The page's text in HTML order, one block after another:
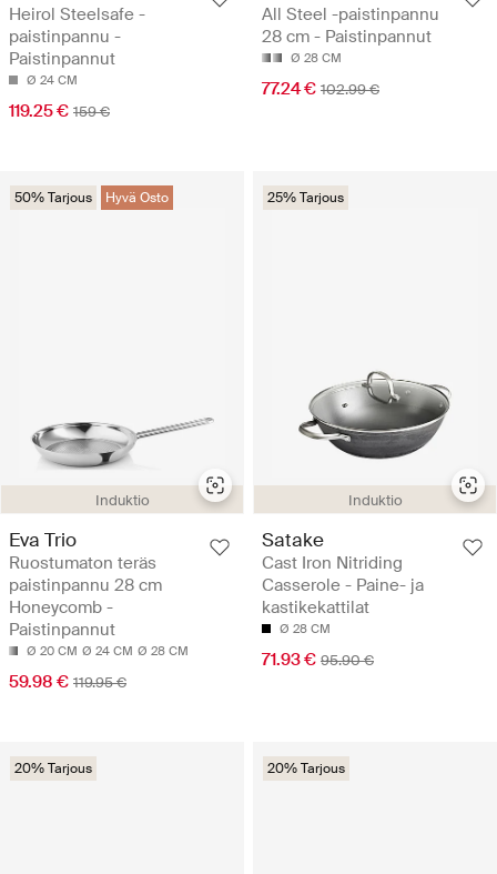
Heirol Steelsafe -
paistinpannu -
Paistinpannut
Ø 24 CM
119.25 € 159 €
All Steel -paistinpannu
28 cm - Paistinpannut
Ø 28 CM
77.24 € 102.99 €
Induktio
50% Tarjous Hyvä Osto
Eva Trio
Ruostumaton teräs
paistinpannu 28 cm
Honeycomb -
Paistinpannut
Ø 20 CM Ø 24 CM Ø 28 CM
59.98 € 119.95 €
Induktio
25% Tarjous
Satake
Cast Iron Nitriding
Casserole - Paine- ja
kastikekattilat
Ø 28 CM
71.93 € 95.90 €
20% Tarjous 20% Tarjous